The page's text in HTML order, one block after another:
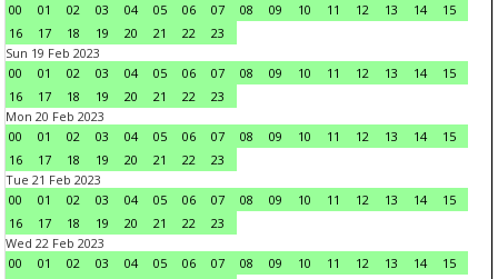
00
01 02 03 04 05 06 07 08 09 10 11 12 13 14
15
16
17 18 19 20 21 22
23
Sun 19 Feb 2023
00
01 02 03 04 05 06 07 08 09 10 11 12 13 14
15
16
17 18 19 20 21 22
23
Mon 20 Feb 2023
00
01 02 03 04 05 06 07 08 09 10 11 12 13 14
15
16
17 18 19 20 21 22
23
Tue 21 Feb 2023
00
01 02 03 04 05 06 07 08 09 10 11 12 13 14
15
16
17 18 19 20 21 22
23
Wed 22 Feb 2023
00
01 02 03 04 05 06 07 08 09 10 11 12 13 14
15